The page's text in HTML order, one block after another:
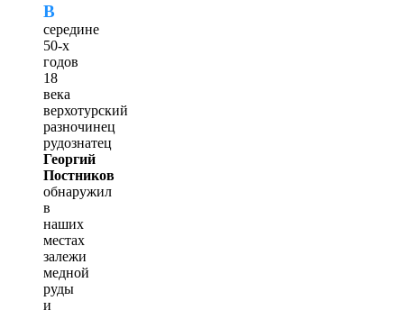
В
середине
50-х
годов
18
века
верхотурский
разночинец
рудознатец
Георгий
Постников
обнаружил
в
наших
местах
залежи
медной
руды
и